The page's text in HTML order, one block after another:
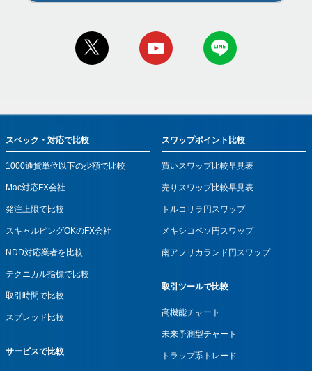
スペック・対応で比較
1000通貨単位以下の少額で比較
Mac対応FX会社
発注上限で比較
スキャルピングOKのFX会社
NDD対応業者を比較
テクニカル指標で比較
取引時間で比較
スプレッド比較
サービスで比較
スワップポイント比較
買いスワップ比較早見表
売りスワップ比較早見表
トルコリラ円スワップ
メキシコペソ円スワップ
南アフリカランド円スワップ
取引ツールで比較
高機能チャート
未来予測型チャート
トラップ系トレード